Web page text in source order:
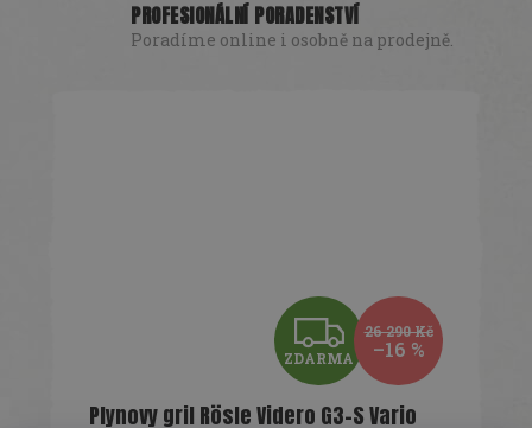
PROFESIONÁLNÍ PORADENSTVÍ
Poradíme online i osobně na prodejně.
Z
D
ZDARMA
26 290 Kč
–16 %
Plynovy gril Rösle Videro G3-S Vario